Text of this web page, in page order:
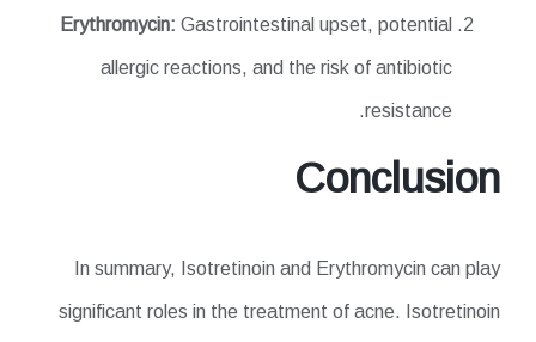
Erythromycin: Gastrointestinal upset, potential
allergic reactions, and the risk of antibiotic
resistance.
Conclusion
In summary, Isotretinoin and Erythromycin can play
significant roles in the treatment of acne. Isotretinoin